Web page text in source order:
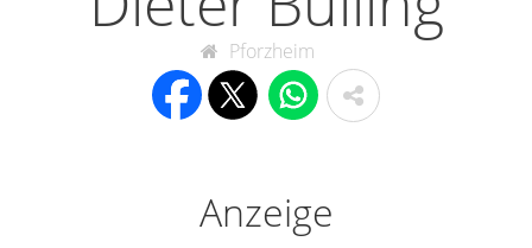
Pforzheim
Anzeige